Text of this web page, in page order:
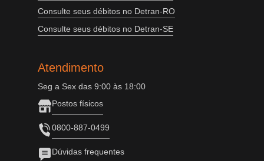
Consulte seus débitos no Detran-RO
Consulte seus débitos no Detran-SE
Atendimento
Seg a Sex das 9:00 às 18:00
Postos físicos
0800-887-0499
Dúvidas frequentes